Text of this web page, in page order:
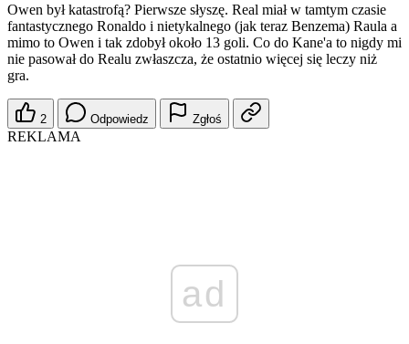
Owen był katastrofą? Pierwsze słyszę. Real miał w tamtym czasie
fantastycznego Ronaldo i nietykalnego (jak teraz Benzema) Raula a
mimo to Owen i tak zdobył około 13 goli. Co do Kane'a to nigdy mi
nie pasował do Realu zwłaszcza, że ostatnio więcej się leczy niż
gra.
2 Odpowiedz Zgłoś
REKLAMA
ad